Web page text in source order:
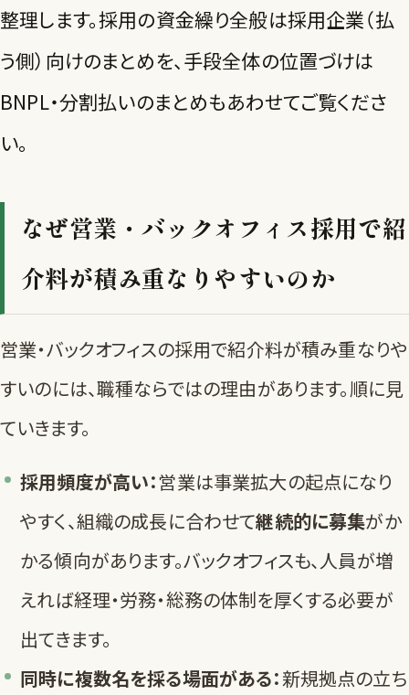
整理します。採用の資金繰り全般は採用企業（払
う側）向けのまとめを、手段全体の位置づけは
BNPL・分割払いのまとめもあわせてご覧くださ
い。
なぜ営業・バックオフィス採用で紹
介料が積み重なりやすいのか
営業・バックオフィスの採用で紹介料が積み重なりや
すいのには、職種ならではの理由があります。順に見
ていきます。
採用頻度が高い：営業は事業拡大の起点になり
やすく、組織の成長に合わせて継続的に募集がか
かる傾向があります。バックオフィスも、人員が増
えれば経理・労務・総務の体制を厚くする必要が
出てきます。
同時に複数名を採る場面がある：新規拠点の立ち